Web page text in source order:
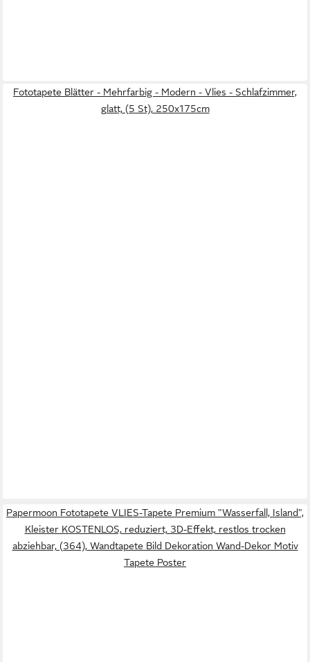
Fototapete Blätter - Mehrfarbig - Modern - Vlies - Schlafzimmer,
glatt, (5 St), 250x175cm
Papermoon Fototapete VLIES-Tapete Premium "Wasserfall, Island",
Kleister KOSTENLOS, reduziert, 3D-Effekt, restlos trocken
abziehbar, (364), Wandtapete Bild Dekoration Wand-Dekor Motiv
Tapete Poster